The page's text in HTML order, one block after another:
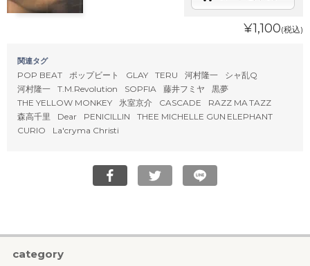
¥1,100(税込)
関連タグ
POP BEAT ポップビート GLAY TERU 河村隆一
シャ乱Q
河村隆一
T.M.Revolution SOPFIA 藤井フミヤ
黒夢
THE YELLOW MONKEY
氷室京介 CASCADE
RAZZ MA TAZZ
森高千里
Dear PENICILLIN
THEE MICHELLE GUN ELEPHANT
CURIO
La'cryma Christi
category